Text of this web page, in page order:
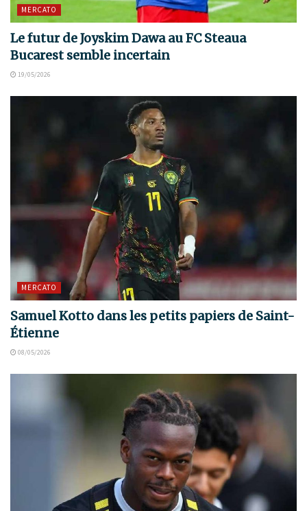
MERCATO
Le futur de Joyskim Dawa au FC Steaua
Bucarest semble incertain
19/05/2026
MERCATO
Samuel Kotto dans les petits papiers de Saint-
Étienne
08/05/2026